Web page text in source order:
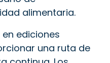
alimentaria.
ediciones
una ruta de